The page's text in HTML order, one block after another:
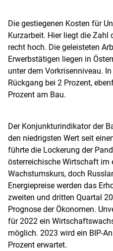
Die gestiegenen Kosten für
Kurzarbeit. Hier liegt die Zahl
recht hoch. Die geleisteten
Erwerbstätigen liegen in
unter dem Vorkrisenniveau.
Rückgang bei 2 Prozent,
Prozent am Bau.
Der Konjunkturindikator der
den niedrigsten Wert seit
führte die Lockerung der
österreichische Wirtschaft im
Wachstumskurs, doch
Energiepreise werden das
zweiten und dritten Quartal
Prognose der Ökonomen.
für 2022 ein
möglich. 2023 wird ein BIP-
Prozent erwartet.